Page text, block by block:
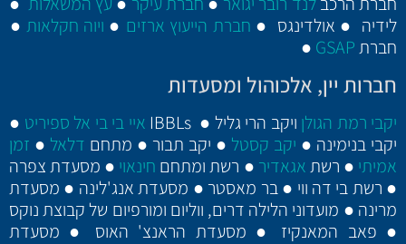
לידיה ● אולדינגס ● חברת הייעוץ ארזים ● ויוה חקלאות ●
חברתGSAP
●
חברות יין, אלכוהול ומסעדות
יקבי רמת הגולן ויקב הרי גליל ● IBBLs איי בי בי אל ספיריט ●
יקבי בנימינה ● יקב קסטל ● יקב תבור ● מתחם דלאל ● זמן
אמיתי ● רשתאגאדיר ● רשת ומתחם חינאוי ● מסעדת צפרה
● רשת בי דה ווי ● בר מאסטר ● מסעדת אנג'לינה ● מסעדת
מרינה ● מועדוני הלילה דרים, ווליום ומורפיום של קבוצת נוקס
● פאב המאנקיז ● מסעדת הראנצ' האוס ● מסעדת